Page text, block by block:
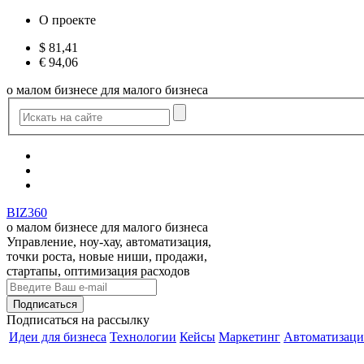
О проекте
$ 81,41
€ 94,06
о малом бизнесе для малого бизнеса
BIZ360
о малом бизнесе для малого бизнеса
Управление, ноу-хау, автоматизация,
точки роста, новые ниши, продажи,
стартапы, оптимизация расходов
Подписаться на рассылку
Идеи для бизнеса Технологии Кейсы Маркетинг